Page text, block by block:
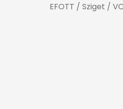
EFOTT / Sziget /